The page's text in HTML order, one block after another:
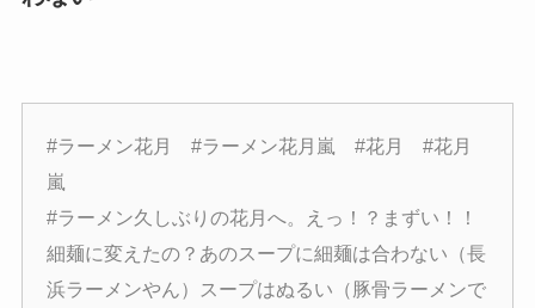
#ラーメン花月 #ラーメン花月嵐 #花月 #花月
嵐
#ラーメン久しぶりの花月へ。えっ！？まずい！！
細麺に変えたの？あのスープに細麺は合わない（長
浜ラーメンやん）スープはぬるい（豚骨ラーメンで